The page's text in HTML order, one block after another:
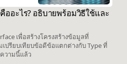
ออะไร? อธิบายพร้อมวิธีใช้และ
เพื่อสร้างโครงสร้างข้อมูลที่
ปรียบเทียบข้อดีข้อแตกต่างกับ Type ที่
วามนี้แล้ว